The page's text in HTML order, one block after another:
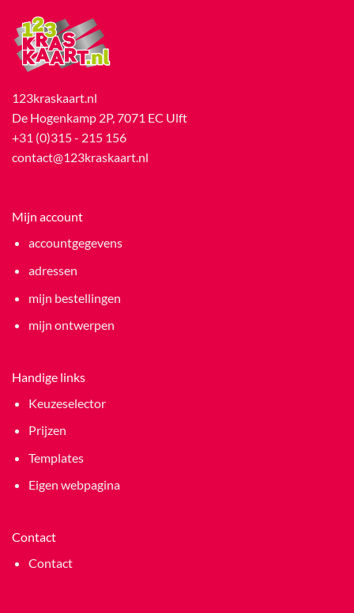
123kraskaart.nl
De Hogenkamp 2P, 7071 EC Ulft
+31 (0)315 - 215 156
contact@123kraskaart.nl
Mijn account
accountgegevens
adressen
mijn bestellingen
mijn ontwerpen
Handige links
Keuzeselector
Prijzen
Templates
Eigen webpagina
Contact
Contact